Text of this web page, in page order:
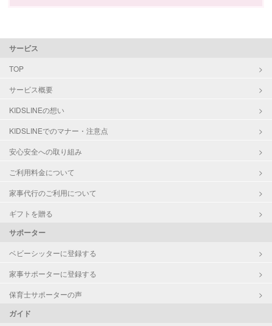
サービス
TOP
サービス概要
KIDSLINEの想い
KIDSLINEでのマナー・注意点
安心安全への取り組み
ご利用料金について
家事代行のご利用について
ギフトを贈る
サポーター
ベビーシッターに登録する
家事サポーターに登録する
保育士サポーターの声
ガイド